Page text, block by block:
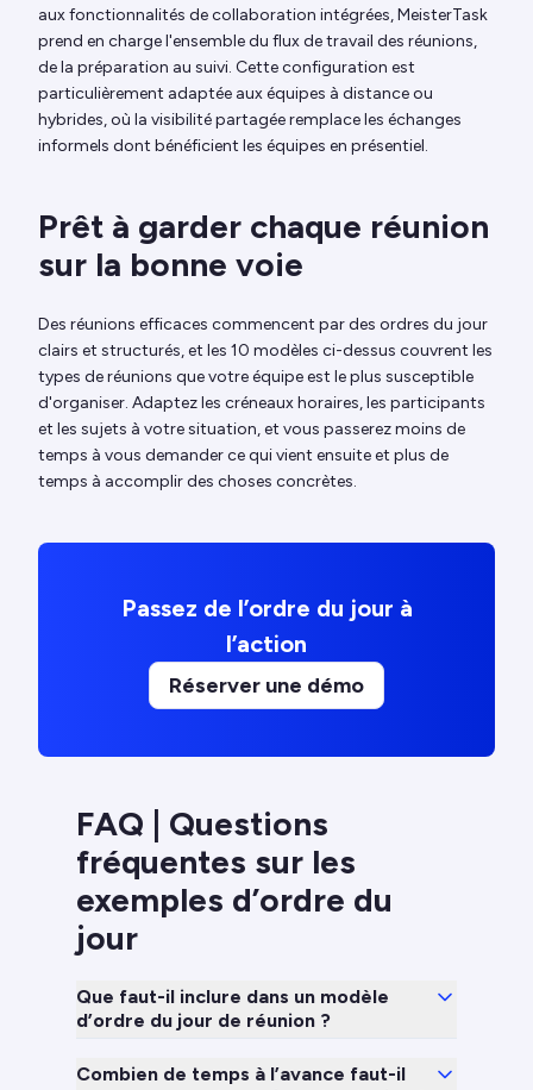
aux fonctionnalités de collaboration intégrées, MeisterTask
prend en charge l'ensemble du flux de travail des réunions,
de la préparation au suivi. Cette configuration est
particulièrement adaptée aux équipes à distance ou
hybrides, où la visibilité partagée remplace les échanges
informels dont bénéficient les équipes en présentiel.
Prêt à garder chaque réunion
sur la bonne voie
Des réunions efficaces commencent par des ordres du jour
clairs et structurés, et les 10 modèles ci-dessus couvrent les
types de réunions que votre équipe est le plus susceptible
d'organiser. Adaptez les créneaux horaires, les participants
et les sujets à votre situation, et vous passerez moins de
temps à vous demander ce qui vient ensuite et plus de
temps à accomplir des choses concrètes.
Passez de l’ordre du jour à
l’action
Réserver une démo
FAQ | Questions
fréquentes sur les
exemples d’ordre du
jour
Que faut-il inclure dans un modèle
d’ordre du jour de réunion ?
Combien de temps à l’avance faut-il